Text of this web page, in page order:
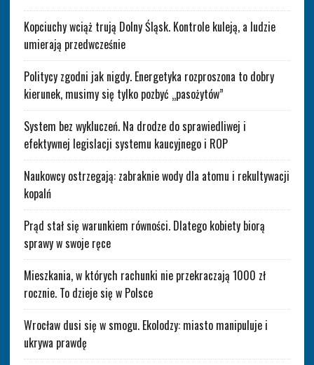
Kopciuchy wciąż trują Dolny Śląsk. Kontrole kuleją, a ludzie
umierają przedwcześnie
Politycy zgodni jak nigdy. Energetyka rozproszona to dobry
kierunek, musimy się tylko pozbyć „pasożytów”
System bez wykluczeń. Na drodze do sprawiedliwej i
efektywnej legislacji systemu kaucyjnego i ROP
Naukowcy ostrzegają: zabraknie wody dla atomu i rekultywacji
kopalń
Prąd stał się warunkiem równości. Dlatego kobiety biorą
sprawy w swoje ręce
Mieszkania, w których rachunki nie przekraczają 1000 zł
rocznie. To dzieje się w Polsce
Wrocław dusi się w smogu. Ekolodzy: miasto manipuluje i
ukrywa prawdę